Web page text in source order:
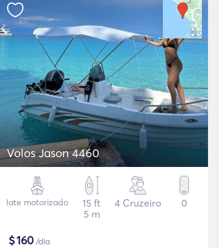
Volos Jason 4460
Iate motorizado
15 ft
5 m
4 Cruzeiro 0
$160 /dia